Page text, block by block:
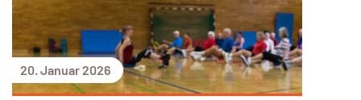
20. Januar 2026